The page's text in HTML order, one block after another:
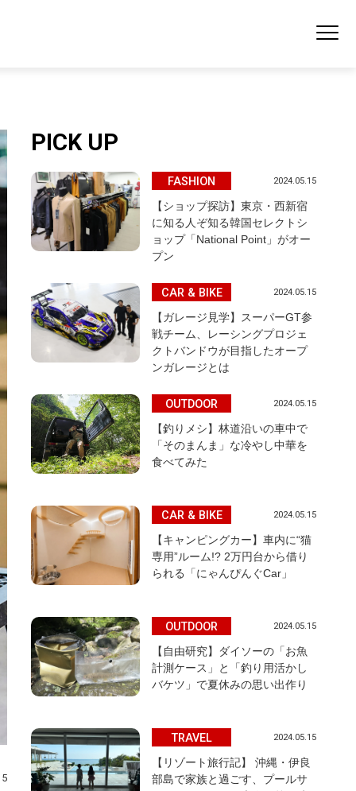
PICK UP
FASHION 2024.05.15
【ショップ探訪】東京・西新宿
に知る人ぞ知る韓国セレクトシ
ョップ「National Point」がオー
プン
CAR & BIKE 2024.05.15
【ガレージ見学】スーパーGT参
戦チーム、レーシングプロジェ
クトバンドウが目指したオープ
ンガレージとは
OUTDOOR 2024.05.15
【釣りメシ】林道沿いの車中で
「そのまんま」な冷やし中華を
食べてみた
CAR & BIKE 2024.05.15
【キャンピングカー】車内に“猫
専用”ルーム!? 2万円台から借り
られる「にゃんぴんぐCar」
OUTDOOR 2024.05.15
【自由研究】ダイソーの「お魚
計測ケース」と「釣り用活かし
バケツ」で夏休みの思い出作り
TRAVEL 2024.05.15
【リゾート旅行記】 沖縄・伊良
部島で家族と過ごす、プールサ